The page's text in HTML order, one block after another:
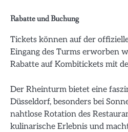
Rabatte und Buchung
Tickets können auf der
Eingang des Turms erworben
Rabatte auf Kombitickets mit
Der Rheinturm bietet eine
Düsseldorf, besonders bei
nahtlose Rotation des
kulinarische Erlebnis und